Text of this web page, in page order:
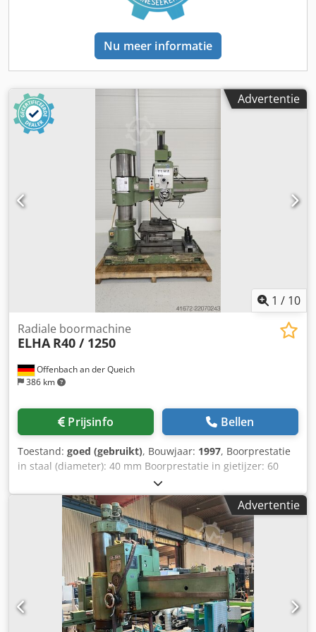
gespecialiseerd zwaar transport. Elke machine wordt
vakkundig geladen, transportveilig vastgezet en
rechtstreeks bij de klant afgeleverd. Op verzoek bieden wij
ook ondersteuning bij exportdocumenten en
internationale verzendoplossingen. Wereldwijde
Metal Technics Polska is fabrikant en distributeur van
professionele metaalbewerkingsmachines. Wij leveren aan
klanten in heel Europa en bieden technische
ondersteuning, reserveonderdelen en een betrouwbare
klantenservice. Neem contact met ons op voor prijzen,
levertijden, beschikbaarheid, meer foto's, video's of een
offerte op maat. Cjdpfxoytf Ths Angorf
Nu meer informatie
Advertentie
1 / 10
Offenbach an der Queich
386 km
Radiale boormachine
ELHA R40 / 1250
Prijsinfo Bellen
Toestand: goed (gebruikt), Bouwjaar: 1997, Boorprestatie
in staal (diameter): 40 mm Boorprestatie in gietijzer: 60
mm Uitlading: 1250 mm Credpfezbu Udox Angsf Toerental:
29-1700 tpm Morseconus: MK 5 Boorspindelslag: 310 mm
Bedrijfsspanning: 400 V Max./min. boorstraal: 425-1400
mm Kolomdiameter: 300 mm Afstand spindel/klemvlak
max.: 300-1320 mm Verticale verstelling van arm: 710 mm
Bodemplaat: 1200 x 640 mm Zwenkbereik van de arm: 360
graden Benodigde ruimte ca.: 2200 x 760 x 2700 mm
Gewicht - palletensysteem: 2600 kg
Advertentie